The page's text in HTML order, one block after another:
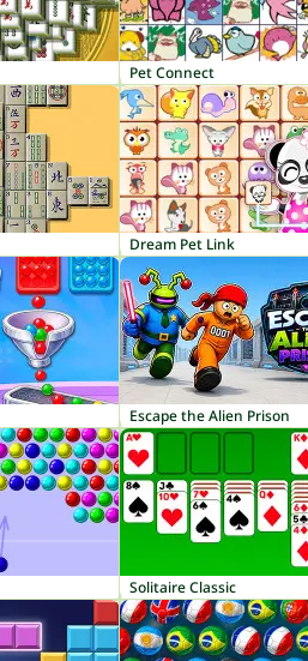
Pet Connect
Dream Pet Link
Escape the Alien Prison
Solitaire Classic